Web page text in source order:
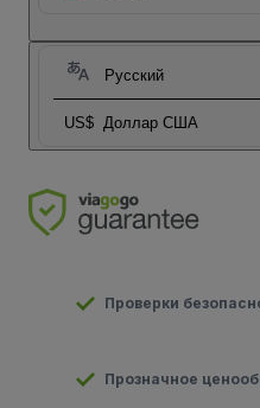
Русский
US$ Доллар США
Проверки
Прозначное